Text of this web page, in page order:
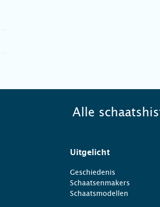
Alle
Uitgelicht
Geschiedenis
Schaatsenmakers
Schaatsmodellen